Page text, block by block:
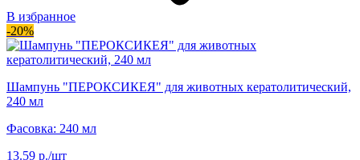
В избранное
-20%
Шампунь "ПЕРОКСИКЕЯ" для животных кератолитический,
240 мл
Фасовка: 240 мл
13.59 р./шт